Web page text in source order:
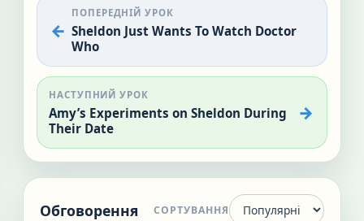
ПОПЕРЕДНІЙ УРОК
Sheldon Just Wants To Watch Doctor
Who
НАСТУПНИЙ УРОК
Amy’s Experiments on Sheldon During
Their Date
Обговорення СОРТУВАННЯ